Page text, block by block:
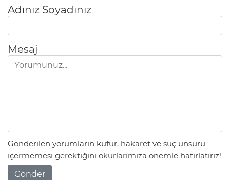
Adınız Soyadınız
Mesaj
Gönderilen yorumların küfür, hakaret ve suç unsuru
içermemesi gerektiğini okurlarımıza önemle hatırlatırız!
Gönder